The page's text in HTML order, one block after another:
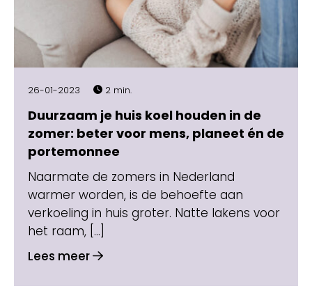
26-01-2023 2 min.
Duurzaam je huis koel houden in de
zomer: beter voor mens, planeet én de
portemonnee
Naarmate de zomers in Nederland
warmer worden, is de behoefte aan
verkoeling in huis groter. Natte lakens voor
het raam, […]
Lees meer